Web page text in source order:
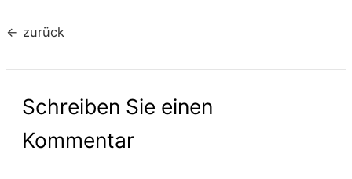
← zurück
Schreiben Sie einen
Kommentar